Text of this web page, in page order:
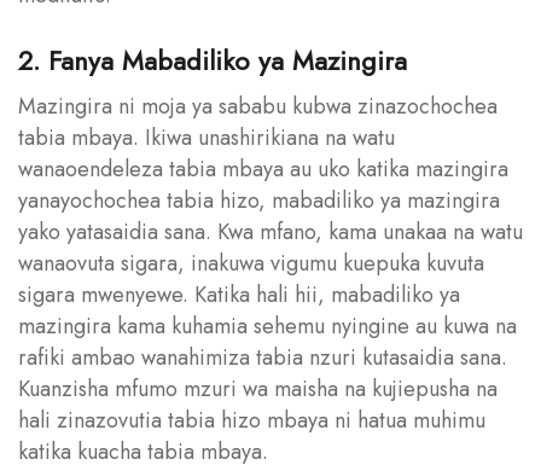
2. Fanya Mabadiliko ya Mazingira
Mazingira ni moja ya sababu kubwa zinazochochea
tabia mbaya. Ikiwa unashirikiana na watu
wanaoendeleza tabia mbaya au uko katika mazingira
yanayochochea tabia hizo, mabadiliko ya mazingira
yako yatasaidia sana. Kwa mfano, kama unakaa na watu
wanaovuta sigara, inakuwa vigumu kuepuka kuvuta
sigara mwenyewe. Katika hali hii, mabadiliko ya
mazingira kama kuhamia sehemu nyingine au kuwa na
rafiki ambao wanahimiza tabia nzuri kutasaidia sana.
Kuanzisha mfumo mzuri wa maisha na kujiepusha na
hali zinazovutia tabia hizo mbaya ni hatua muhimu
katika kuacha tabia mbaya.